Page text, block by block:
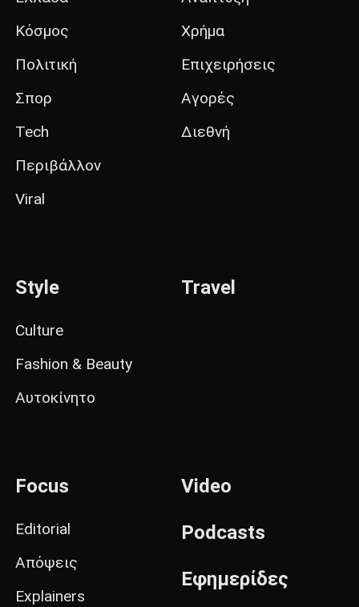
Κόσμος
Πολιτική
Σπορ
Tech
Περιβάλλον
Viral
Χρήμα
Επιχειρήσεις
Αγορές
Διεθνή
Style
Culture
Fashion & Beauty
Αυτοκίνητο
Travel
Focus
Editorial
Απόψεις
Explainers
Video
Podcasts
Εφημερίδες